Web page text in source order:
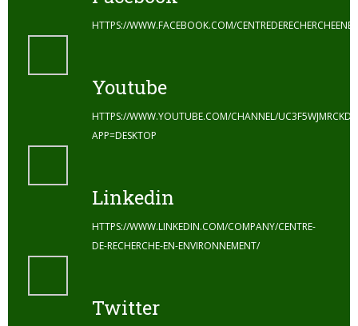
HTTPS://WWW.FACEBOOK.COM/
Youtube
HTTPS://WWW.YOUTUBE.COM/CHANNEL/
APP=DESKTOP
Linkedin
HTTPS://WWW.LINKEDIN.COM/COMPANY/CENTRE-
DE-RECHERCHE-EN-ENVIRONNEMENT/
Twitter